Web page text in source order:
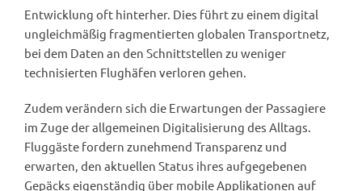
Entwicklung oft hinterher. Dies führt zu einem digital
ungleichmäßig fragmentierten globalen Transportnetz,
bei dem Daten an den Schnittstellen zu weniger
technisierten Flughäfen verloren gehen.
Zudem verändern sich die Erwartungen der Passagiere
im Zuge der allgemeinen Digitalisierung des Alltags.
Fluggäste fordern zunehmend Transparenz und
erwarten, den aktuellen Status ihres aufgegebenen
Gepäcks eigenständig über mobile Applikationen auf